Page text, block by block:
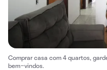
Comprar casa com 4 quartos,
bem-vindos.